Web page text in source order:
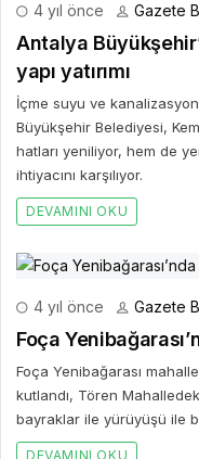
4 yıl önce Gazete
Antalya
yapı yatırımı
İçme suyu ve
Büyükşehir Belediyesi,
hatları yeniliyor, hem de
ihtiyacını karşılıyor.
DEVAMINI OKU
4 yıl önce Gazete
Foça
Foça Yenibağarası
kutlandı, Tören
bayraklar ile yürüyüşü ile
DEVAMINI OKU